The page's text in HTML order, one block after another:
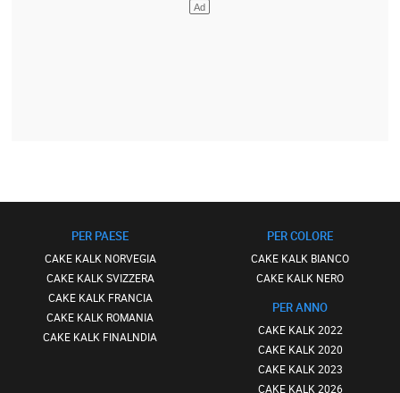
PER PAESE
CAKE KALK NORVEGIA
CAKE KALK SVIZZERA
CAKE KALK FRANCIA
CAKE KALK ROMANIA
CAKE KALK FINALNDIA
PER COLORE
CAKE KALK BIANCO
CAKE KALK NERO
PER ANNO
CAKE KALK 2022
CAKE KALK 2020
CAKE KALK 2023
CAKE KALK 2026